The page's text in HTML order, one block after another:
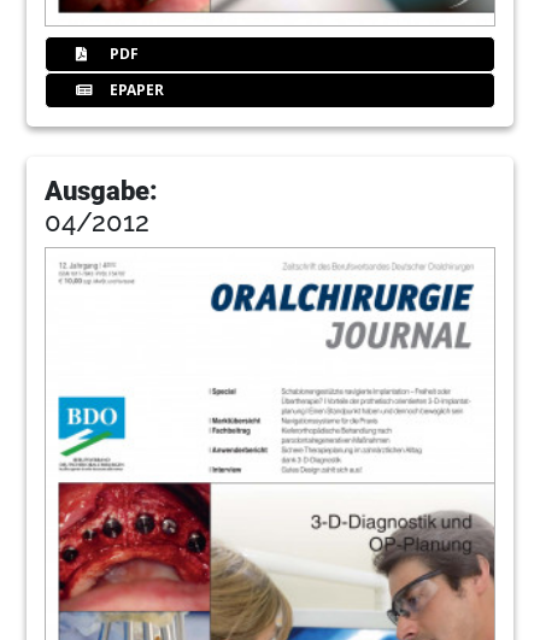
PDF
EPAPER
Ausgabe:
04/2012